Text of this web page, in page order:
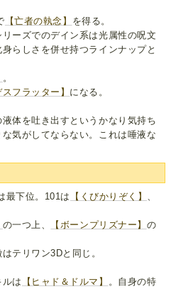
【亡者の執念】 を得る。
ーズでのデイン系は光属性の呪文
らしさを併せ持つラインナップと
。
スフラッター】 になる。
体を吐き出すというかなり気持ち
気がしてならない。これは唾液な
最下位。101は 【くびかりぞく】
の一つ上、 【ボーンプリズナー】 の
テリワン3Dと同じ。
は 【ヒャド＆ドルマ】 。自身の特